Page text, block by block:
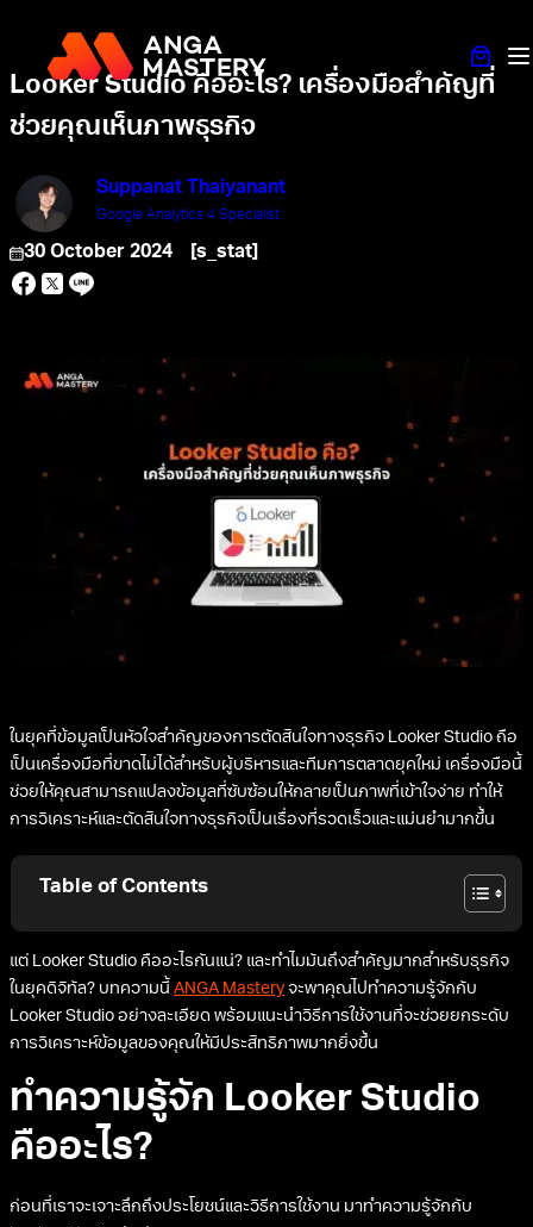
Looker Studio คืออะไร? เครื่องมือสำคัญที่
ช่วยคุณเห็นภาพธุรกิจ
Suppanat Thaiyanant
Google Analytics 4 Specialist
30 October 2024 [s_stat]
ในยุคที่ข้อมูลเป็นหัวใจสำคัญของการตัดสินใจทางธุรกิจ Looker Studio ถือ
เป็นเครื่องมือที่ขาดไม่ได้สำหรับผู้บริหารและทีมการตลาดยุคใหม่ เครื่องมือนี้
ช่วยให้คุณสามารถแปลงข้อมูลที่ซับซ้อนให้กลายเป็นภาพที่เข้าใจง่าย ทำให้
การวิเคราะห์และตัดสินใจทางธุรกิจเป็นเรื่องที่รวดเร็วและแม่นยำมากขึ้น
Table of Contents
แต่ Looker Studio คืออะไรกันแน่? และทำไมมันถึงสำคัญมากสำหรับธุรกิจ
ในยุคดิจิทัล? บทความนี้ ANGA Mastery จะพาคุณไปทำความรู้จักกับ
Looker Studio อย่างละเอียด พร้อมแนะนำวิธีการใช้งานที่จะช่วยยกระดับ
การวิเคราะห์ข้อมูลของคุณให้มีประสิทธิภาพมากยิ่งขึ้น
ทำความรู้จัก Looker Studio
คืออะไร?
ก่อนที่เราจะเจาะลึกถึงประโยชน์และวิธีการใช้งาน มาทำความรู้จักกับ